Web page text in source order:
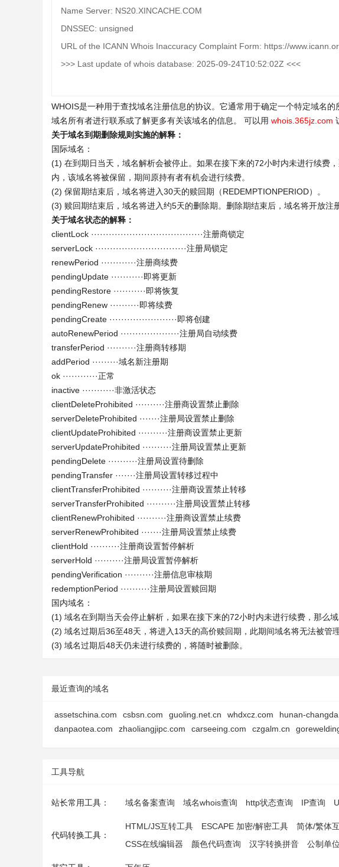
Name Server: NS20.XINCACHE.COM
DNSSEC: unsigned
URL of the ICANN Whois Inaccuracy Complaint Form: https://
>>> Last update of whois database: 2025-09-24T10:52:02Z <<<
WHOIS是一种用于查找域名注册信息的协议。它通常用于确定一个特定域名
域名所有者进行联系或了解更多有关该域名的信息。 可以用 whois.365jz.com
关于域名到期删除规则实施的解释：
国际域名：
(1) 在到期日当天，域名解析会被停止。如果在接下来的72小时内未进行续费
内，该域名将被保留，期间原持有者有机会进行续费。
(2) 保留期结束后，域名将进入30天的赎回期（REDEMPTIONPERIOD）。
(3) 赎回期结束后，域名将进入约5天的删除期。删除期结束后，域名将开放注
关于域名状态的解释：
clientLock ······································注册商锁定
serverLock ·······························注册局锁定
renewPeriod ············注册商续费
pendingUpdate ···········即将更新
pendingRestore ···········即将恢复
pendingRenew ··········即将续费
pendingCreate ·······················即将创建
autoRenewPeriod ····················注册局自动续费
transferPeriod ··········注册商转移期
addPeriod ·········域名新注册期
ok ············正常
inactive ···········非激活状态
clientDeleteProhibited ··········注册商设置禁止删除
serverDeleteProhibited ·······注册局设置禁止删除
clientUpdateProhibited ··········注册商设置禁止更新
serverUpdateProhibited ··········注册局设置禁止更新
pendingDelete ··········注册局设置待删除
pendingTransfer ·······注册局设置转移过程中
clientTransferProhibited ··········注册商设置禁止转移
serverTransferProhibited ··········注册局设置禁止转移
clientRenewProhibited ··········注册商设置禁止续费
serverRenewProhibited ·······注册局设置禁止续费
clientHold ··········注册商设置暂停解析
serverHold ··········注册局设置暂停解析
pendingVerification ··········注册信息审核期
redemptionPeriod ··········注册局设置赎回期
国内域名：
(1) 域名在到期当天会停止解析，如果在接下来的72小时内未进行续费，那么
(2) 域名过期后36至48天，将进入13天的高价赎回期，此期间域名将无法被管理
(3) 域名过期后48天仍未进行续费的，将随时被删除。
最近查询的域名
assetschina.com csbsn.com guoling.net.cn whdxcz.com hunan-
danpaotea.com
zhaoliangjipc.com carseeing.com czgalm.cn
工具导航
站长常用工具： 域名备案查询 域名whois查询 http状态查询 IP查询
代码转换工具：
HTML/JS互转工具 ESCAPE 加密/解密工具 简体/繁体
CSS在线编辑器
颜色代码查询 汉字转换拼音 公制单